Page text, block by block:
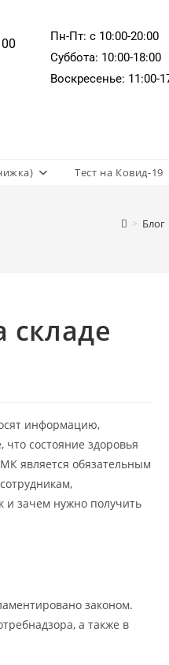
Пн-Пт: c 10:00-20:00
Суббота: 10:00-18:00
Воскресенье: 11:00-
Тест на Ковид-19
> Блог
информацию,
состояние здоровья
является обязательным
и зачем нужно получить
законом.
а также в